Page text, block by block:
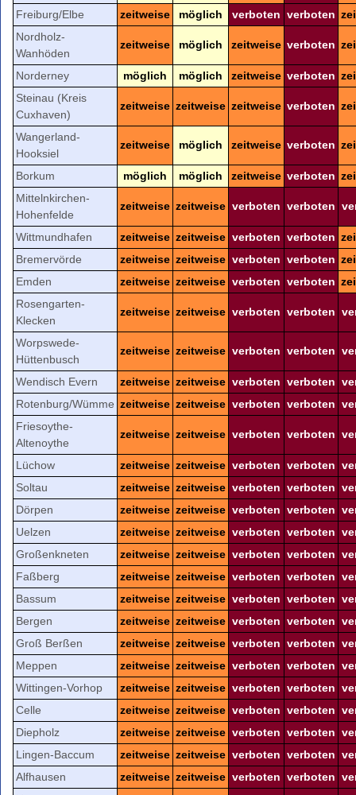
Freiburg/Elbe
zeitweise möglich verboten verboten
Nordholz-
Wanhöden
zeitweise möglich zeitweise verboten
Norderney möglich möglich zeitweise verboten
Steinau (Kreis
Cuxhaven)
zeitweise zeitweise zeitweise verboten
Wangerland-
Hooksiel
zeitweise möglich zeitweise verboten
Borkum möglich möglich zeitweise verboten
Mittelnkirchen-
Hohenfelde
zeitweise zeitweise verboten verboten
Wittmundhafen zeitweise zeitweise verboten verboten
Bremervörde
zeitweise zeitweise verboten verboten
Emden
zeitweise zeitweise verboten verboten
Rosengarten-
Klecken
zeitweise zeitweise verboten verboten
Worpswede-
Hüttenbusch
zeitweise zeitweise verboten verboten
Wendisch Evern zeitweise zeitweise verboten verboten
Rotenburg/Wümme zeitweise zeitweise verboten verboten
Friesoythe-
Altenoythe
zeitweise zeitweise verboten verboten
Lüchow zeitweise zeitweise verboten verboten
Soltau
zeitweise zeitweise verboten verboten
Dörpen
zeitweise zeitweise verboten verboten
Uelzen
zeitweise zeitweise verboten verboten
Großenkneten
zeitweise zeitweise verboten verboten
Faßberg
zeitweise zeitweise verboten verboten
Bassum
zeitweise zeitweise verboten verboten
Bergen
zeitweise zeitweise verboten verboten
Groß Berßen
zeitweise zeitweise verboten verboten
Meppen
zeitweise zeitweise verboten verboten
Wittingen-Vorhop
zeitweise zeitweise verboten verboten
Celle
zeitweise zeitweise verboten verboten
Diepholz
zeitweise zeitweise verboten verboten
Lingen-Baccum
zeitweise zeitweise verboten verboten
Alfhausen
zeitweise zeitweise verboten verboten